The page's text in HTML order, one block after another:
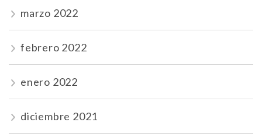
marzo 2022
febrero 2022
enero 2022
diciembre 2021